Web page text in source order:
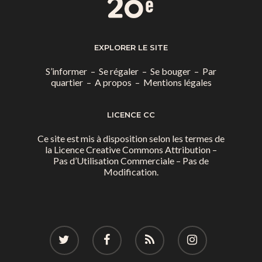
EXPLORER LE SITE
S’informer – Se régaler – Se bouger – Par
quartier– A propos – Mentions légales
LICENCE CC
Ce site est mis à disposition selon les termes de
la Licence Creative Commons Attribution –
Pas d’Utilisation Commerciale – Pas de
Modification.